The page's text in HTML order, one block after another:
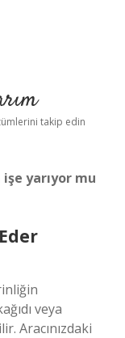
takip edin
yarıyor mu
veya
Aracınızdaki